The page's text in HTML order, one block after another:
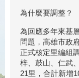
為什麼要調整？
為回應多年來基
問題，高雄市政
正式核定里編組
梓、鼓山、仁武
21里，合計新增